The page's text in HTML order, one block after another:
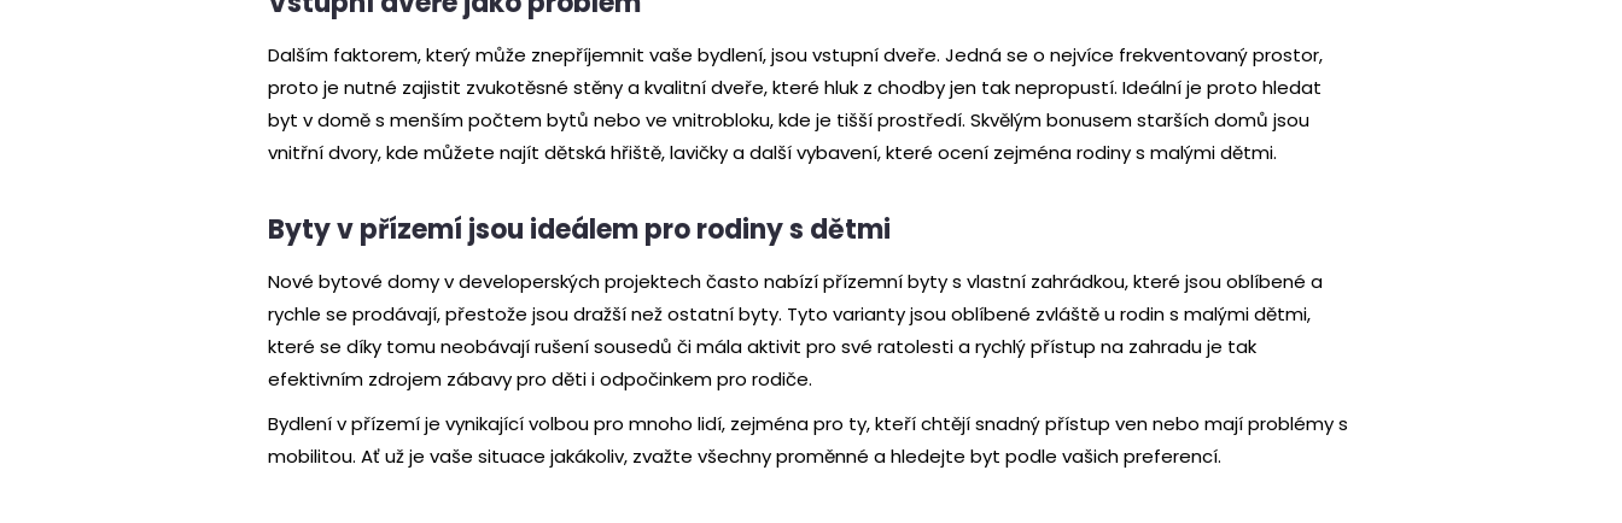
Dalším faktorem, který může znepříjemnit vaše bydlení, jsou vstupní dveře. Jedná se o nejvíce frekventovaný prostor,
proto je nutné zajistit zvukotěsné stěny a kvalitní dveře, které hluk z chodby jen tak nepropustí. Ideální je proto hledat
byt v domě s menším počtem bytů nebo ve vnitrobloku, kde je tišší prostředí. Skvělým bonusem starších domů jsou
vnitřní dvory, kde můžete najít dětská hřiště, lavičky a další vybavení, které ocení zejména rodiny s malými dětmi.
Byty v přízemí jsou ideálem pro rodiny s dětmi
Nové bytové domy v developerských projektech často nabízí přízemní byty s vlastní zahrádkou, které jsou oblíbené a
rychle se prodávají, přestože jsou dražší než ostatní byty. Tyto varianty jsou oblíbené zvláště u rodin s malými dětmi,
které se díky tomu neobávají rušení sousedů či mála aktivit pro své ratolesti a rychlý přístup na zahradu je tak
efektivním zdrojem zábavy pro děti i odpočinkem pro rodiče.
Bydlení v přízemí je vynikající volbou pro mnoho lidí, zejména pro ty, kteří chtějí snadný přístup ven nebo mají problémy s
mobilitou. Ať už je vaše situace jakákoliv, zvažte všechny proměnné a hledejte byt podle vašich preferencí.